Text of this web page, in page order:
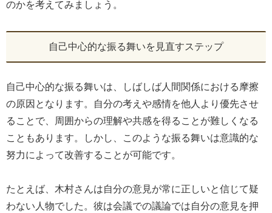
のかを考えてみましょう。
自己中心的な振る舞いを見直すステップ
自己中心的な振る舞いは、しばしば人間関係における摩擦
の原因となります。自分の考えや感情を他人より優先させ
ることで、周囲からの理解や共感を得ることが難しくなる
こともあります。しかし、このような振る舞いは意識的な
努力によって改善することが可能です。
たとえば、木村さんは自分の意見が常に正しいと信じて疑
わない人物でした。彼は会議での議論では自分の意見を押